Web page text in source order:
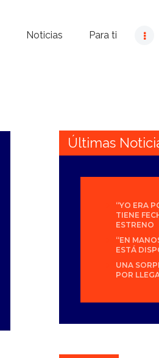
Noticias Para ti
Últimas
“YO ERA
TIENE
ESTRENO
“EN
ESTÁ
UNA
POR